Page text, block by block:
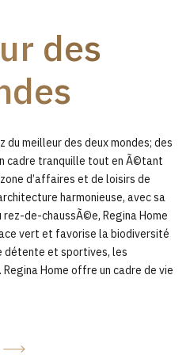
des
du meilleur des deux mondes; des
cadre tranquille tout en Ã©tant
d’affaires et de loisirs de
harmonieuse, avec sa
de-chaussÃ©e, Regina Home
vert et favorise la biodiversité
détente et sportives, les
Home offre un cadre de vie